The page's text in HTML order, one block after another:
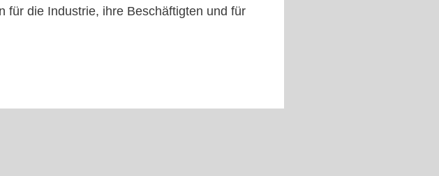
für die Industrie, ihre Beschäftigten und für